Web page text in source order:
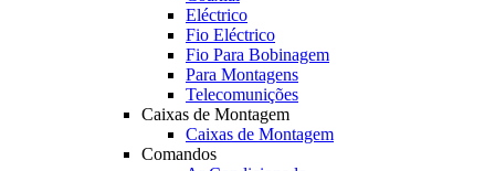
Eléctrico
Fio Eléctrico
Fio Para Bobinagem
Para Montagens
Telecomunições
Caixas de Montagem
Caixas de Montagem
Comandos